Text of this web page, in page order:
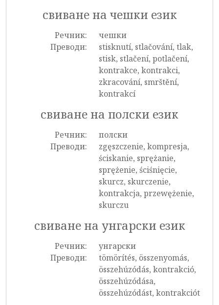
свиване на чешки език
Речник:
чешки
Преводи:
stisknutí, stlačování, tlak,
stisk, stlačení, potlačení,
kontrakce, kontrakci,
zkracování, smrštění,
kontrakcí
свиване на полски език
Речник:
полски
Преводи:
zgęszczenie, kompresja,
ściskanie, sprężanie,
sprężenie, ściśnięcie,
skurcz, skurczenie,
kontrakcja, przewężenie,
skurczu
свиване на унгарски език
Речник:
унгарски
Преводи:
tömörítés, összenyomás,
összehúzódás, kontrakció,
összehúzódása,
összehúzódást, kontrakciót